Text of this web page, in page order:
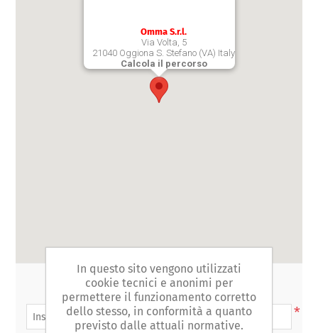
Omma S.r.l.
Via Volta, 5
21040 Oggiona S. Stefano (VA) Italy
Calcola il percorso
Nome completo:
*
In questo sito vengono utilizzati
cookie tecnici e anonimi per
permettere il funzionamento corretto
dello stesso, in conformità a quanto
previsto dalle attuali normative.